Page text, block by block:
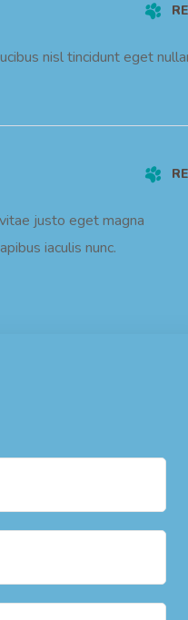
nisl tincidunt eget
justo eget magna
iaculis nunc.